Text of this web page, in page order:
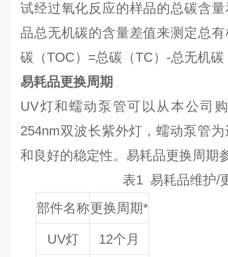
试经过氧化反应的样品的总碳含
品总无机碳的含量差值来测定总
碳（TOC）=总碳（TC）-总无机碳
易耗品更换周期
UV灯和蠕动泵管可以从本公司
254nm双波长紫外灯，蠕动泵管
和良好的稳定性。易耗品更换周期
表1 易耗品维护/
部件名称更换周期*
UV灯 12个月